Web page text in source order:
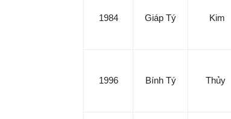
1984 Giáp Tý Kim
1996 Bính Tý Thủy